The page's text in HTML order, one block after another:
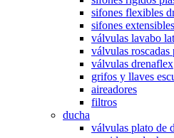
sifones flexibles
sifones
válvulas lavabo
válvulas roscadas
válvulas drenaflex
grifos y llaves
aireadores
filtros
ducha
válvulas plato de